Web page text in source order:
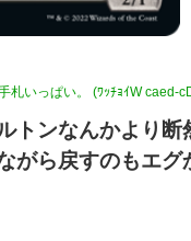
札いっぱい。 (ﾜｯﾁｮｲW caed-
トンなんかより断
がら戻すのもエグ